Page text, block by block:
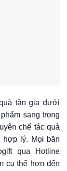
tân gia dưới
sang trọng
chế tác quà
lý. Mọi băn
qua Hotline
cụ thể hơn đến